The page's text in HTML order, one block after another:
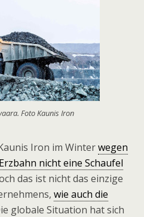
Foto Kaunis Iron
Iron im Winterwegen
nicht eine Schaufel
das ist nicht das einzige
wie auch die
globale Situation hat sich